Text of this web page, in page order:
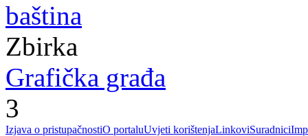
baština
Zbirka
Grafička građa
3
Izjava o pristupačnostiO portaluUvjeti korištenjaLinkoviSuradnici